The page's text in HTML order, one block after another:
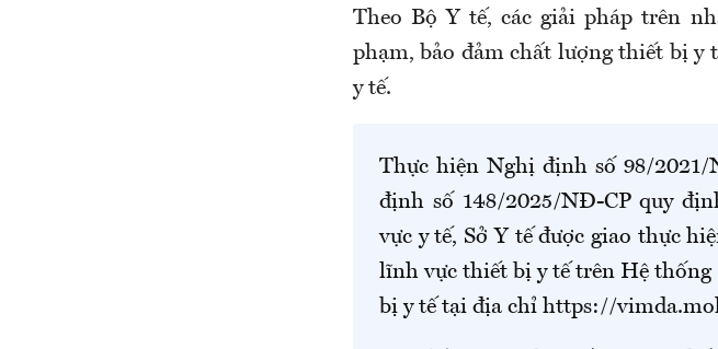
Theo Bộ Y tế, các giải pháp trên
phạm, bảo đảm chất lượng thiết bị y
y tế.
Thực hiện Nghị định số 98/
định số 148/2025/NĐ-CP quy
vực y tế, Sở Y tếđược giao thực
lĩnh vực thiết bị y tế trên Hệ
bị y tế tại địa chỉ https://